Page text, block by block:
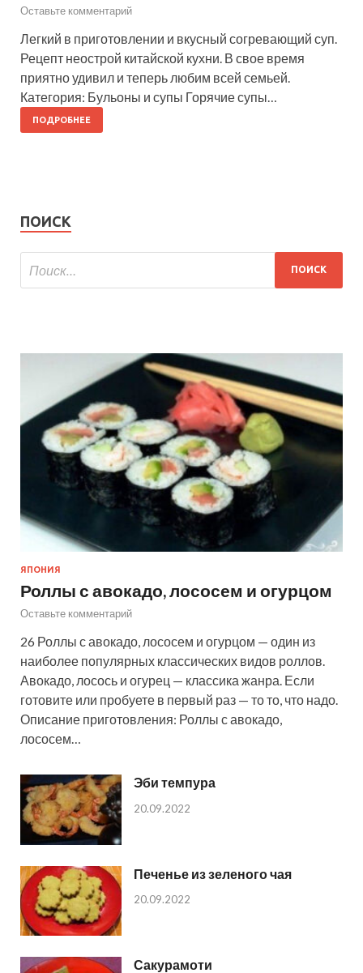
Оставьте комментарий
Легкий в приготовлении и вкусный согревающий суп.
Рецепт неострой китайской кухни. В свое время
приятно удивил и теперь любим всей семьей.
Категория: Бульоны и супы Горячие супы…
ПОДРОБНЕЕ
ПОИСК
ЯПОНИЯ
Роллы с авокадо, лососем и огурцом
Оставьте комментарий
26 Роллы с авокадо, лососем и огурцом — один из
наиболее популярных классических видов роллов.
Авокадо, лосось и огурец — классика жанра. Если
готовите или пробуете в первый раз — то то, что надо.
Описание приготовления: Роллы с авокадо,
лососем…
Эби темпура
20.09.2022
Печенье из зеленого чая
20.09.2022
Сакурамоти